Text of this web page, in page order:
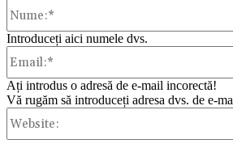
Introduceți aici numele dvs.
Ați introdus o adresă de e-mail incorectă!
Vă rugăm să introduceți adresa dvs. de e-